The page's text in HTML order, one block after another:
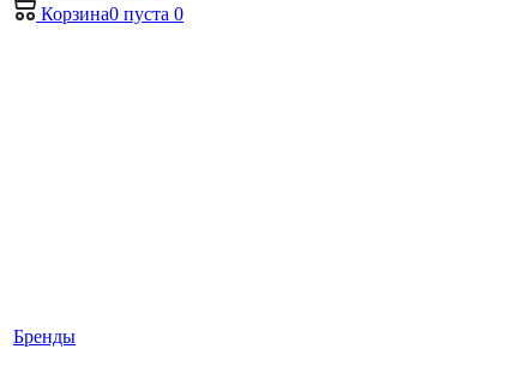
Корзина0 пуста 0
Бренды